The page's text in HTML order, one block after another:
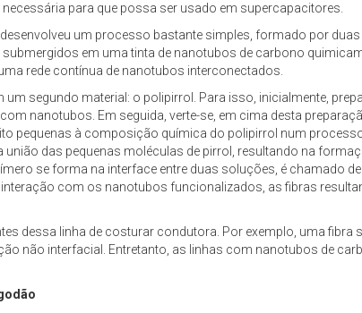
para que possa ser usado em supercapacitores.
um processo bastante simples, formado por duas
submergidos em uma tinta de nanotubos de carbono
rede contínua de nanotubos interconectados.
um segundo material: o polipirrol. Para isso, inicialmente,
nanotubos. Em seguida, verte-se, em cima desta
pequenas à composição química do polipirrol num
das pequenas moléculas de pirrol, resultando na
se forma na interface entre duas soluções, é chamado
com os nanotubos funcionalizados, as fibras
dessa linha de costurar condutora. Por exemplo, uma
não interfacial. Entretanto, as linhas com nanotubos de